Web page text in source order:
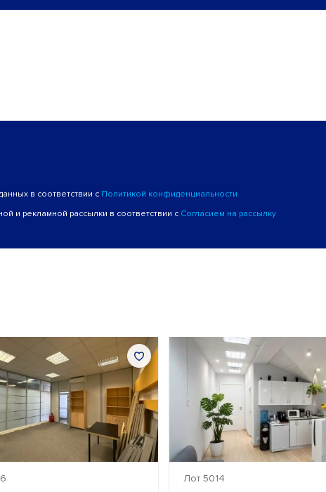
в соответствии с Политикой конфиденциальности
и рекламной рассылки в соответствии с Согласием на рассылку
Лот 5014